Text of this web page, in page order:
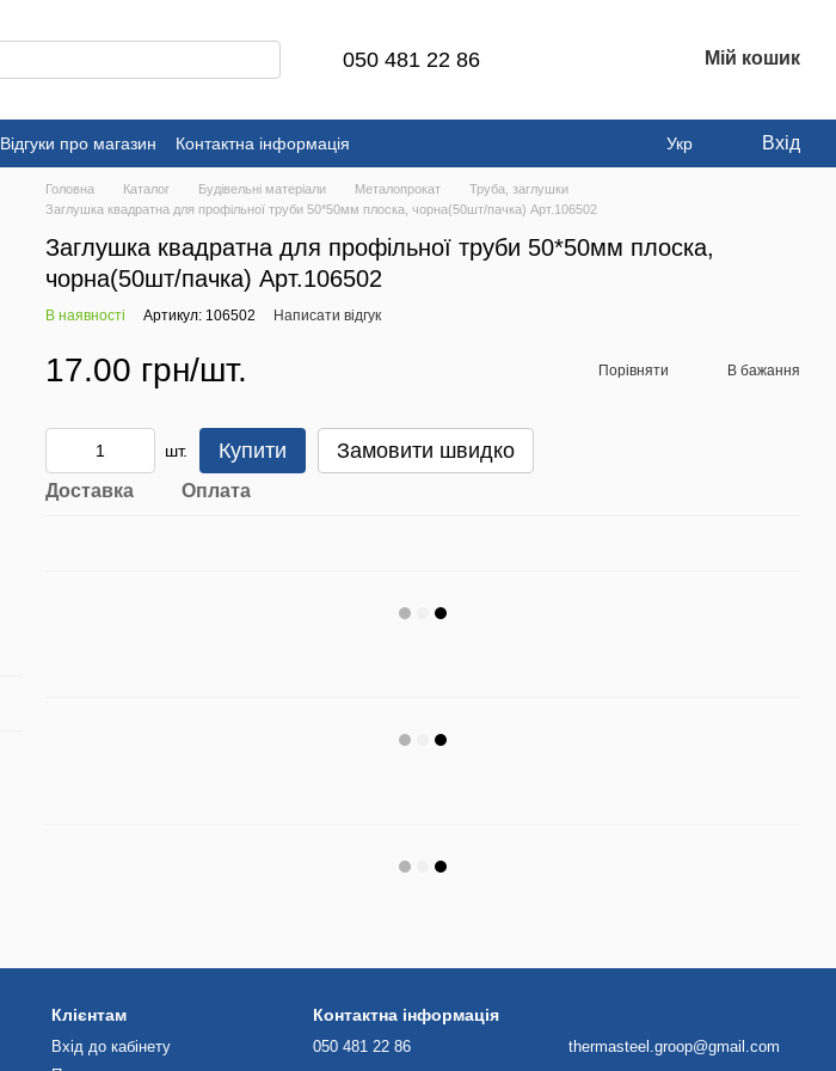
050 481 22 86 Мій кошик
Відгуки про магазин Контактна інформація Укр Вхід
Головна Каталог Будівельні матеріали Металопрокат
Труба, заглушки
Заглушка квадратна для профільної труби 50*50мм плоска, чорна(50шт/пачка) Арт.106502
Заглушка квадратна для профільної труби 50*50мм плоска,
чорна(50шт/пачка) Арт.106502
В наявності Артикул: 106502 Написати відгук
17.00 грн/шт. Порівняти В бажання
шт. Купити Замовити швидко
Доставка Оплата
Клієнтам
Вхід до кабінету
Контактна інформація
050 481 22 86 thermasteel.groop@gmail.com